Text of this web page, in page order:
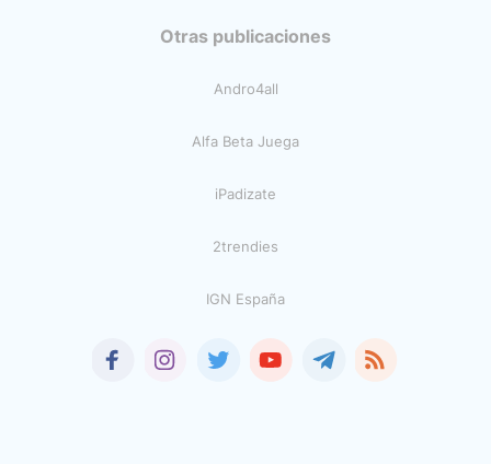
Otras publicaciones
Andro4all
Alfa Beta Juega
iPadizate
2trendies
IGN España